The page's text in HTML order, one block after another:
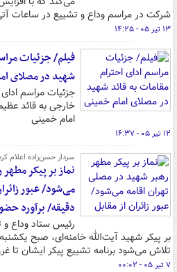
شرکت در مراسم وداع و تشییع در ساعات
۱۳ تیر ۰۵ - ۱۴:۲۵
فیلم/ جزئیات
شهید در مصلای
جزئیات مراسم
خارجی به قائد
امام خمینی
۱۲ تیر ۰۵ - ۱۶:۳۷
سردار حسن‌زاده اعلام
نماز بر پیکر
دقیقه/ برآورد حضور ۱۲ تا ۲۰ میلیون
رئیس ستاد وداع و
بر پیکر شهید آیت‌الله خامنه‌ای، صبح
تلاش می‌شود برنامه تشییع پیکر ایشان تا غروب دوشنبه ۱۵
۷ تیر ۰۵ - ۰۰:۰۲